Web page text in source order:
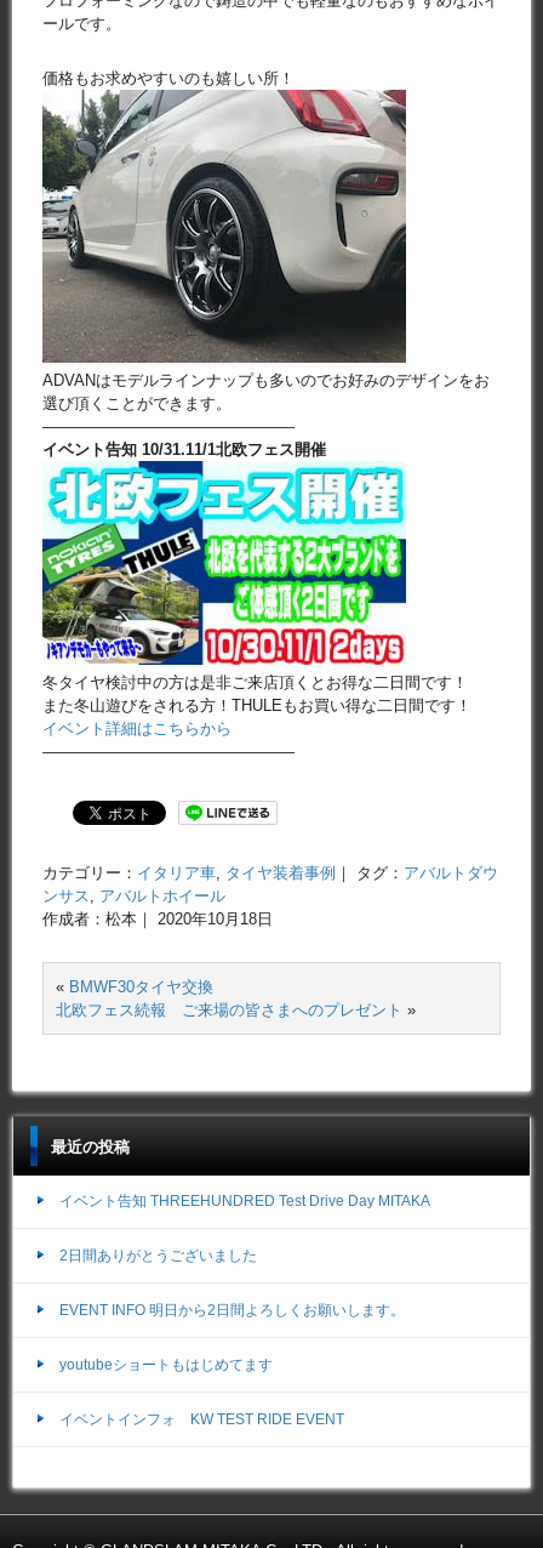
ールです。
価格もお求めやすいのも嬉しい所！
ADVANはモデルラインナップも多いのでお好みのデザインをお
選び頂くことができます。
————————————————
イベント告知 10/31.11/1北欧フェス開催
冬タイヤ検討中の方は是非ご来店頂くとお得な二日間です！
また冬山遊びをされる方！THULEもお買い得な二日間です！
イベント詳細はこちらから
————————————————
カテゴリー： イタリア車 タイヤ装着事例 ｜ タグ： アバルトダウ
ンサス
アバルトホイール
作成者：松本｜ 2020年10月18日
« BMWF30タイヤ交換
北欧フェス続報 ご来場の皆さまへのプレゼント »
最近の投稿
イベント告知 THREEHUNDRED Test Drive Day MITAKA
2日間ありがとうございました
EVENT INFO 明日から2日間よろしくお願いします。
youtubeショートもはじめてます
イベントインフォ KW TEST RIDE EVENT